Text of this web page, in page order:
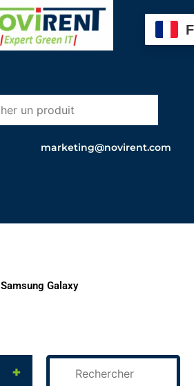
marketing@novirent.com
Samsung Galaxy
+